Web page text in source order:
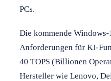
PCs.
Die kommende
Anforderungen für KI-
40 TOPS (Billionen
Hersteller wie Lenovo,